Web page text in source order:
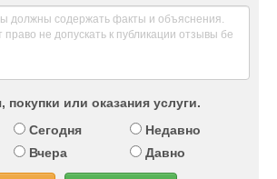
покупки или оказания услуги.
Сегодня
Недавно
Вчера Давно